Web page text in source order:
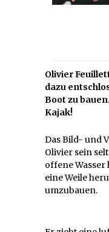
Olivier
dazu
Boot zu
Kajak!
Das Bild- und
Olivier sein
offene
eine Weile
umzubauen.